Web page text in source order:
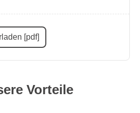
[pdf]
Vorteile